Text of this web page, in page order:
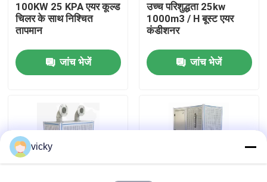
हमसे संपर्क करें
समाचार
टॉर्क डायनेमोमीटर
100KW 25 KPA एयर कूल्ड
चिलर के साथ निश्चित
तापमान
जांच भेजें
उच्च परिशुद्धता 25kw
1000m3 / H बूस्ट एयर
कंडीशनर
जांच भेजें
vicky